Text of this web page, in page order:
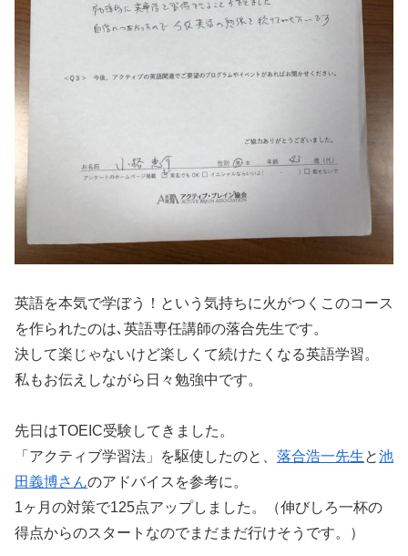
英語を本気で学ぼう！という気持ちに火がつくこのコース
を作られたのは､英語専任講師の落合先生です。
決して楽じゃないけど楽しくて続けたくなる英語学習。
私もお伝えしながら日々勉強中です。
先日はTOEIC受験してきました。
「アクティブ学習法」を駆使したのと、 落合浩一先生と池
田義博さんのアドバイスを参考に。
1ヶ月の対策で125点アップしました。（伸びしろ一杯の
得点からのスタートなのでまだまだ行けそうです。）